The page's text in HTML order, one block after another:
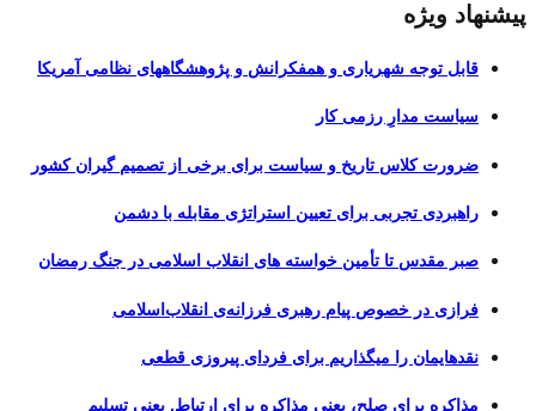
پیشنهاد ویژه
قابل توجه شهریاری و همفکرانش و پژوهشگاههای نظامی آمریکا
سیاست مدارِ رزمی کار
ضرورت کلاس تاریخ و سیاست برای برخی از تصمیم گیران کشور
راهبردی تجربی برای تعیین استراتژی مقابله با دشمن
صبر مقدس تا تأمین خواسته های انقلاب اسلامی در جنگ رمضان
فرازی در خصوص پیام رهبری فرزانه‌ی انقلاب‌اسلامی
نقدهایمان را میگذاریم برای فردای پیروزی قطعی
مذاکره برای صلح، یعنی مذاکره برای ارتباط. یعنی تسلیم